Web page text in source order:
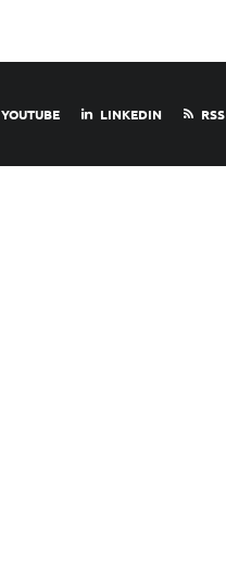
YOUTUBE LINKEDIN RSS